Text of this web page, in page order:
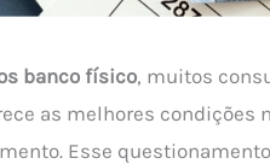
banco físico, muitos
as melhores condições
Esse